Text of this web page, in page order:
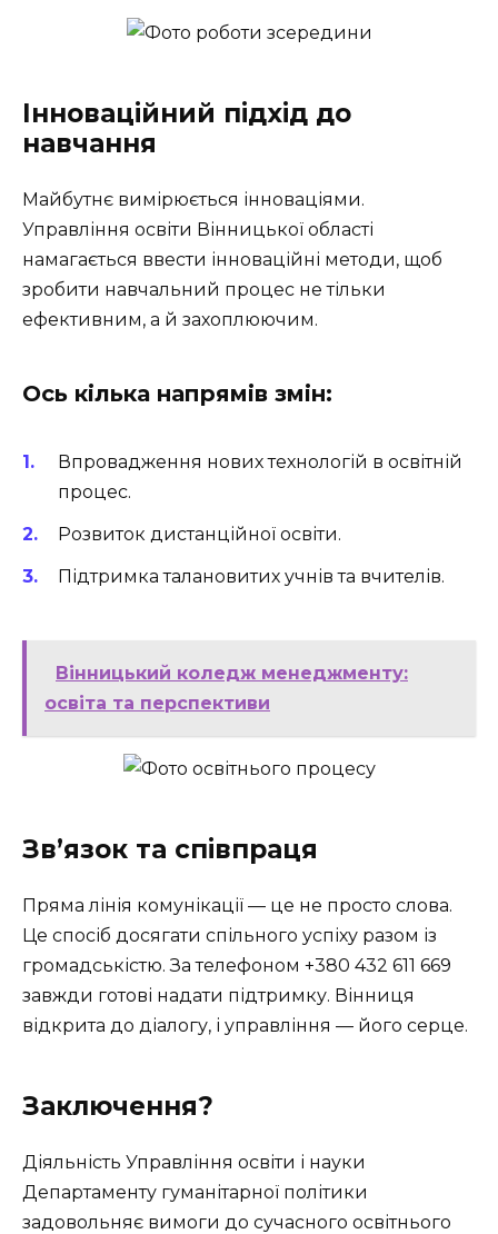
Інноваційний підхід до
навчання
Майбутнє вимірюється інноваціями.
Управління освіти Вінницької області
намагається ввести інноваційні методи, щоб
зробити навчальний процес не тільки
ефективним, а й захоплюючим.
Ось кілька напрямів змін:
Впровадження нових технологій в освітній
процес.
Розвиток дистанційної освіти.
Підтримка талановитих учнів та вчителів.
Вінницький коледж менеджменту:
освіта та перспективи
Зв’язок та співпраця
Пряма лінія комунікації — це не просто слова.
Це спосіб досягати спільного успіху разом із
громадськістю. За телефоном +380 432 611 669
завжди готові надати підтримку. Вінниця
відкрита до діалогу, і управління — його серце.
Заключення?
Діяльність Управління освіти і науки
Департаменту гуманітарної політики
задовольняє вимоги до сучасного освітнього